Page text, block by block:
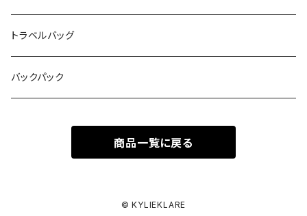
トラベルバッグ
バックパック
商品一覧に戻る
© KYLIEKLARE